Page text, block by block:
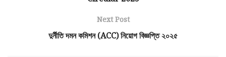
Next Post
দুর্নীতি দমন কমিশন (ACC) নিয়োগ বিজ্ঞপ্তি ২০২৫